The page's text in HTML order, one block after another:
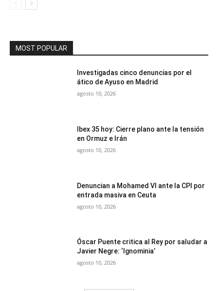
MOST POPULAR
Investigadas cinco denuncias por el
ático de Ayuso en Madrid
agosto 10, 2026
Ibex 35 hoy: Cierre plano ante la tensión
en Ormuz e Irán
agosto 10, 2026
Denuncian a Mohamed VI ante la CPI por
entrada masiva en Ceuta
agosto 10, 2026
Óscar Puente critica al Rey por saludar a
Javier Negre: ‘Ignominia’
agosto 10, 2026